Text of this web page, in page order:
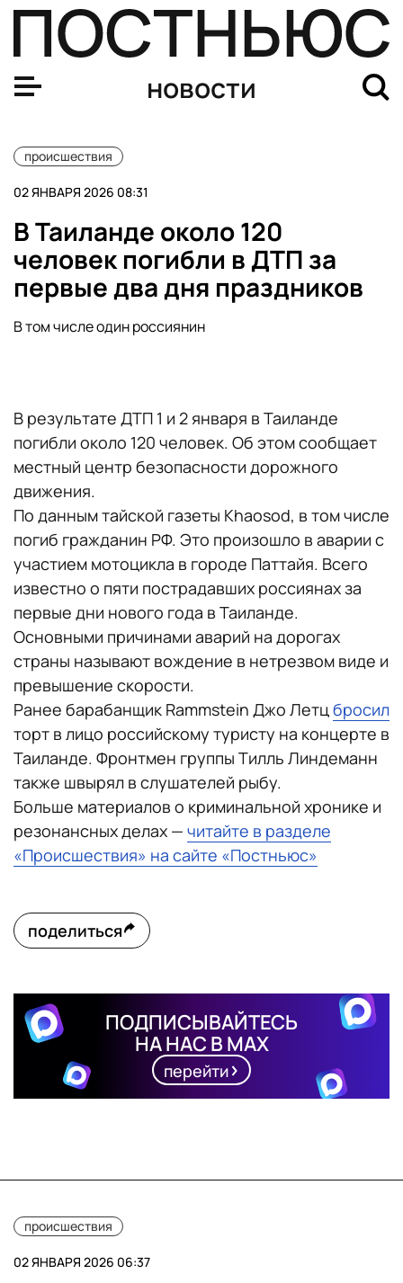
новости
происшествия
02 ЯНВАРЯ 2026 08:31
В Таиланде около 120
человек погибли в ДТП за
первые два дня праздников
В том числе один россиянин
В результате ДТП 1 и 2 января в Таиланде
погибли около 120 человек. Об этом сообщает
местный центр безопасности дорожного
движения.
По данным тайской газеты Khaosod, в том числе
погиб гражданин РФ. Это произошло в аварии с
участием мотоцикла в городе Паттайя. Всего
известно о пяти пострадавших россиянах за
первые дни нового года в Таиланде.
Основными причинами аварий на дорогах
страны называют вождение в нетрезвом виде и
превышение скорости.
Ранее барабанщик Rammstein Джо Летцбросил
торт в лицо российскому туристу на концерте в
Таиланде. Фронтмен группы Тилль Линдеманн
также швырял в слушателей рыбу.
Больше материалов о криминальной хронике и
резонансных делах — читайте в разделе
«Происшествия» на сайте «Постньюс»
поделиться
ПОДПИСЫВАЙТЕСЬ
НА НАС В MAX
перейти
происшествия
02 ЯНВАРЯ 2026 06:37
На юго-западе Москвы произошел сильный пожар